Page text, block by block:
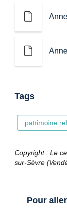
Tags
patrimoine
Copyright : Le
sur-Sèvre
Pour